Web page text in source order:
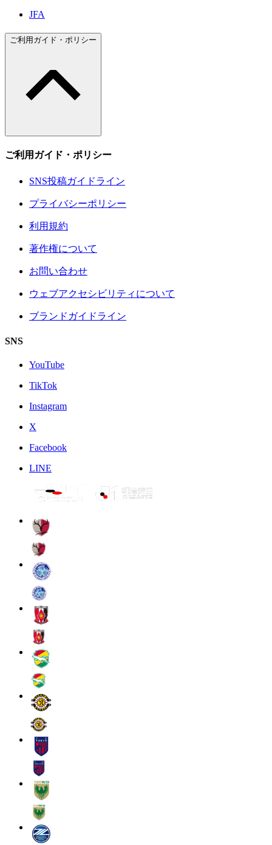
JFA
ご利用ガイド・ポリシー
ご利用ガイド・ポリシー
SNS投稿ガイドライン
プライバシーポリシー
利用規約
著作権について
お問い合わせ
ウェブアクセシビリティについて
ブランドガイドライン
SNS
YouTube
TikTok
Instagram
X
Facebook
LINE